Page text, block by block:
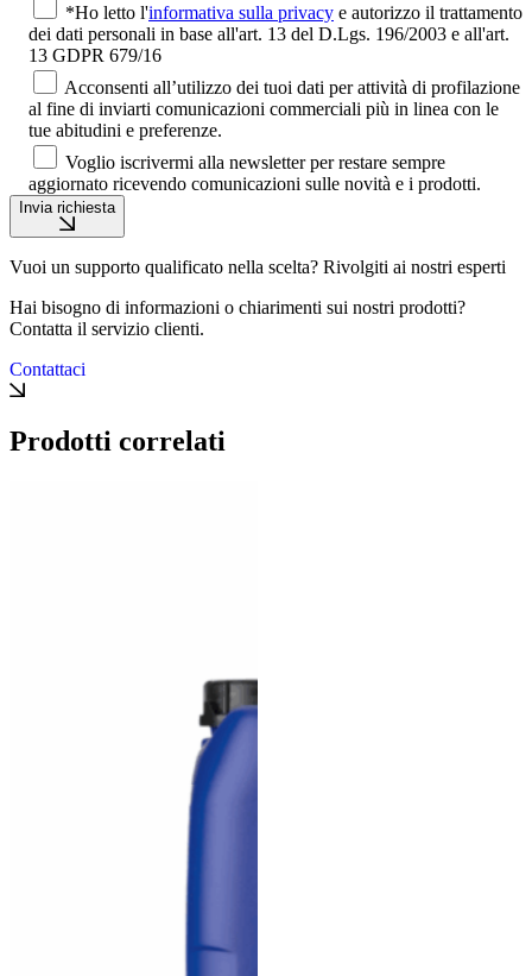
*Ho letto l'informativa sulla privacy e autorizzo il trattamento
dei dati personali in base all'art. 13 del D.Lgs. 196/2003 e all'art.
13 GDPR 679/16
Acconsenti all’utilizzo dei tuoi dati per attività di profilazione
al fine di inviarti comunicazioni commerciali più in linea con le
tue abitudini e preferenze.
Voglio iscrivermi alla newsletter per restare sempre
aggiornato ricevendo comunicazioni sulle novità e i prodotti.
Invia richiesta
Vuoi un supporto qualificato nella scelta? Rivolgiti ai nostri esperti
Hai bisogno di informazioni o chiarimenti sui nostri prodotti?
Contatta il servizio clienti.
Contattaci
Prodotti correlati